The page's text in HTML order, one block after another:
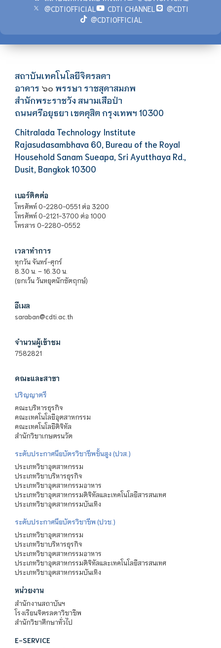
@CDTIOFFICIAL
CDTI CHANNEL
@CDTI
@CDTIOFFICIAL
สถาบันเทคโนโลยีจิตรลดา
อาคาร ๖๐ พรรษา ราชสุดาสมภพ
สำนักพระราชวัง สนามเสือป่า
ถนนศรีอยุธยา เขตดุสิต กรุงเทพฯ 10300
Chitralada Technology Institute
Rajasudasambhava 60, Bureau of the Royal
Household Sanam Sueapa, Sri Ayutthaya Rd.,
Dusit, Bangkok 10300
เบอร์ติดต่อ
โทรศัพท์ 0-2280-0551 ต่อ 3200
โทรศัพท์ 0-2121-3700 ต่อ 1000
โทรสาร 0-2280-0552
เวลาทำการ
ทุกวัน จันทร์-ศุกร์
8.30 น. – 16.30 น.
(ยกเว้น วันหยุดนักขัตฤกษ์)
อีเมล
saraban@cdti.ac.th
จำนวนผู้เข้าชม
7582821
คณะและสาขา
ปริญญาตรี
คณะบริหารธุรกิจ
คณะเทคโนโลยีอุตสาหกรรม
คณะเทคโนโลยีดิจิทัล
สำนักวิชาเกษตรนวัต
ระดับประกาศนียบัตรวิชาชีพชั้นสูง (ปวส.)
ประเภทวิชาอุตสาหกรรม
ประเภทวิชาบริหารธุรกิจ
ประเภทวิชาอุตสาหกรรมอาหาร
ประเภทวิชาอุตสาหกรรมดิจิทัลและเทคโนโลยีสารสนเทศ
ประเภทวิชาอุตสาหกรรมบันเทิง
ระดับประกาศนียบัตรวิชาชีพ (ปวช.)
ประเภทวิชาอุตสาหกรรม
ประเภทวิชาบริหารธุรกิจ
ประเภทวิชาอุตสาหกรรมอาหาร
ประเภทวิชาอุตสาหกรรมดิจิทัลและเทคโนโลยีสารสนเทศ
ประเภทวิชาอุตสาหกรรมบันเทิง
หน่วยงาน
สำนักงานสถาบันฯ
โรงเรียนจิตรลดาวิชาชีพ
สำนักวิชาศึกษาทั่วไป
E-SERVICE